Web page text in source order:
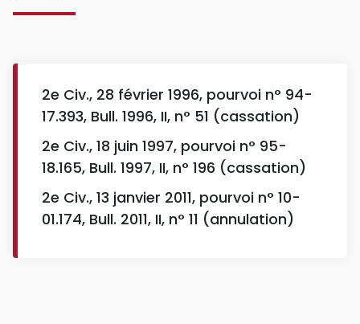
2e Civ., 28 février 1996, pourvoi n° 94-
17.393, Bull. 1996, II, n° 51 (cassation)
2e Civ., 18 juin 1997, pourvoi n° 95-
18.165, Bull. 1997, II, n° 196 (cassation)
2e Civ., 13 janvier 2011, pourvoi n° 10-
01.174, Bull. 2011, II, n° 11 (annulation)